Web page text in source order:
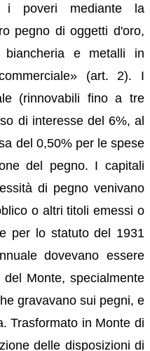
i poveri mediante la
pegno di oggetti d'oro,
biancheria e metalli in
(art. 2). I
(rinnovabili fino a tre
di interesse del 6%, al
del 0,50% per le spese
del pegno. I capitali
di pegno venivano
o altri titoli emessi o
per lo statuto del 1931
dovevano essere
Monte, specialmente
gravavano sui pegni, e
Trasformato in Monte di
delle disposizioni di